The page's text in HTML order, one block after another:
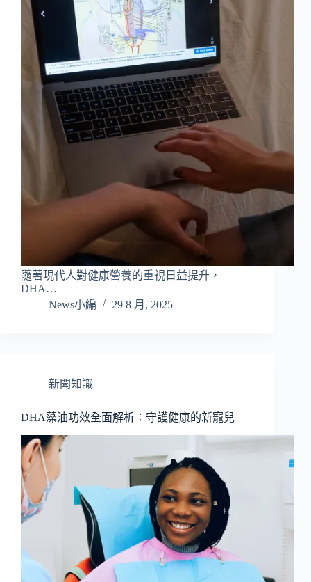
隨著現代人對健康營養的重視日益提升，
DHA…
News小編
29 8 月, 2025
新聞知識
DHA藻油功效全面解析：守護健康的新寵兒